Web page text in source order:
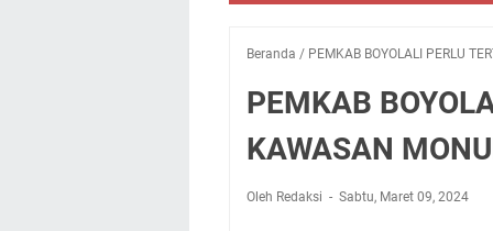
Beranda / PEMKAB BOYOLALI PERLU
PEMKAB
KAWASAN
Oleh Redaksi Sabtu, Maret 09, 2024